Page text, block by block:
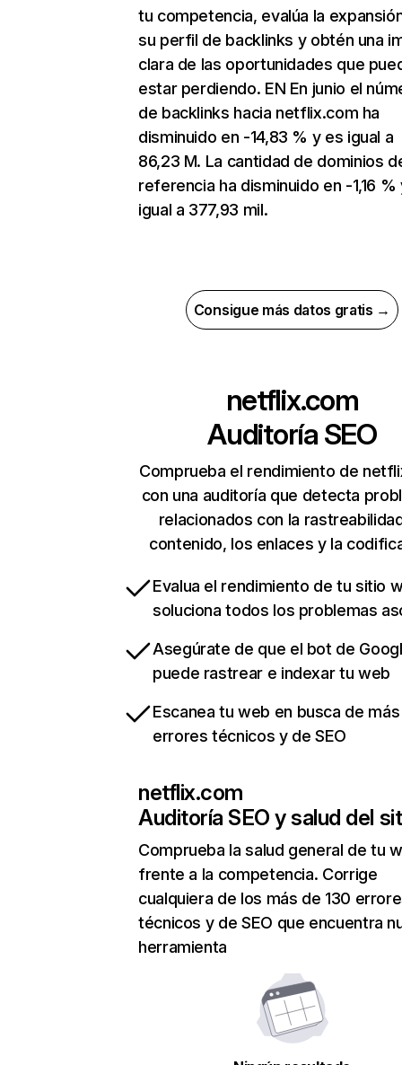
tu competencia, evalúa la
su perfil de backlinks y obtén una
clara de las oportunidades que
estar perdiendo. EN En junio el
de backlinks hacia netflix.com ha
disminuido en -14,83 % y es igual a
86,23 M. La cantidad de dominios
referencia ha disminuido en -1,16 %
igual a 377,93 mil.
Consigue más datos gratis →
netflix.com
Auditoría SEO
Comprueba el rendimiento de
con una auditoría que detecta
relacionados con la
contenido, los enlaces y la
Evalua el rendimiento de tu sitio
soluciona todos los problemas
Asegúrate de que el bot de
puede rastrear e indexar tu web
Escanea tu web en busca de
errores técnicos y de SEO
netflix.com
Auditoría SEO y salud del
Comprueba la salud general de tu
frente a la competencia. Corrige
cualquiera de los más de 130
técnicos y de SEO que encuentra
herramienta